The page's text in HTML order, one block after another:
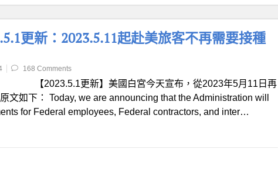
更新：2023.5.11起赴美旅客不再需要接種
168 Comments
【2023.5.1更新】美國白宮今天宣布，從2023年5月11日再
文如下： Today, we are announcing that the Administration will
for Federal employees, Federal contractors, and inter…